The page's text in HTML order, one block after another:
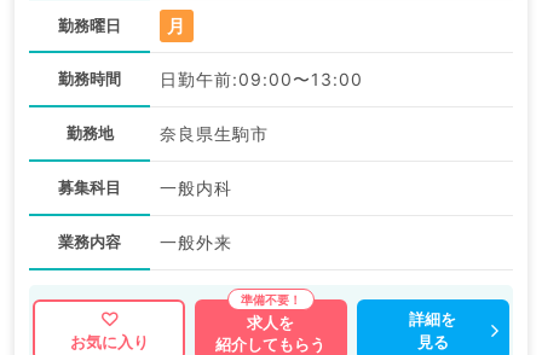
勤務曜日 月
勤務時間 日勤午前:09:00〜13:00
勤務地 奈良県生駒市
募集科目 一般内科
業務内容 一般外来
お気に入り
求人を
紹介してもらう
詳細を
見る